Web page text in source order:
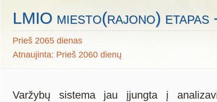
LMIO miesto(rajono) etapas
Prieš 2065 dienas
Atnaujinta: Prieš 2060 dienų
Varžybų sistema jau įjungta į